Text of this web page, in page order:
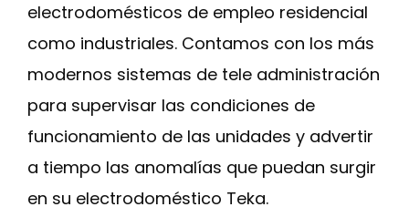
electrodomésticos de empleo residencial
como industriales. Contamos con los más
modernos sistemas de tele administración
para supervisar las condiciones de
funcionamiento de las unidades y advertir
a tiempo las anomalías que puedan surgir
en su electrodoméstico Teka.